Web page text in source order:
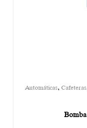
Automáticas, Cafeteras